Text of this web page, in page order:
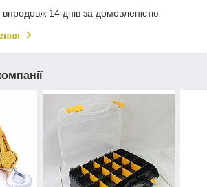
14 днів за домовленістю